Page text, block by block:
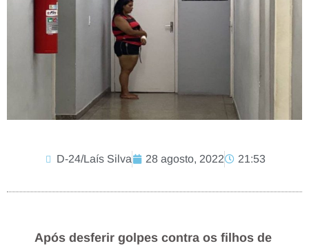
D-24/Laís Silva 28 agosto, 2022 21:53
Após desferir golpes contra os filhos de